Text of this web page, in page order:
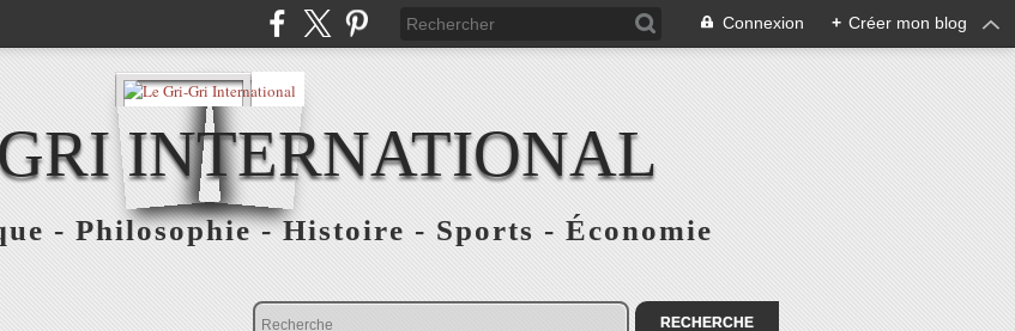
Connexion + Créer mon blog
INTERNATIONAL
- Philosophie - Histoire - Sports - Économie